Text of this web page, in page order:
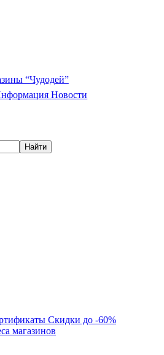
“Чудодей”
Новости
Найти
Скидки до -60%
магазинов